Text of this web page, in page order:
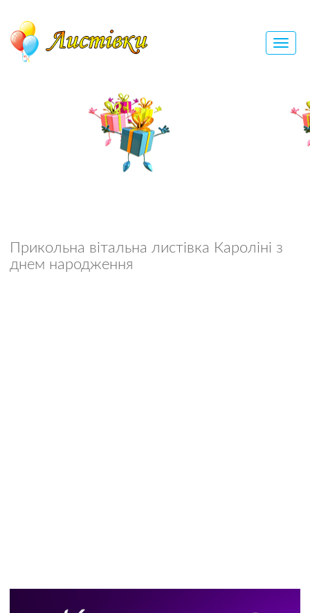
Прикольна вітальна листівка Кароліні з
днем народження